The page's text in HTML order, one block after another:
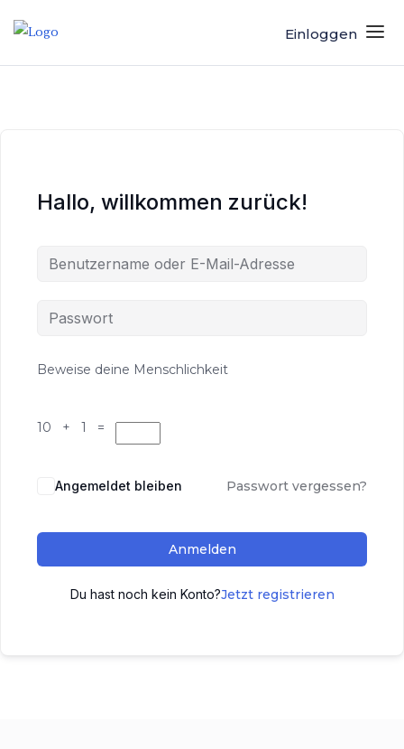
Einloggen
Hallo, willkommen zurück!
Beweise deine Menschlichkeit
10 + 1 =
Angemeldet bleiben Passwort vergessen?
Anmelden
Du hast noch kein Konto?Jetzt registrieren